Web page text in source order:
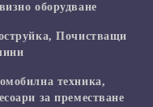
оборудване
Почистващи
техника,
за преместване